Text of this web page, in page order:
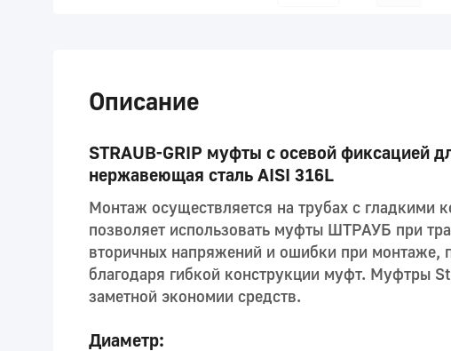
Описание
STRAUB-GRIP муфты с осевой фиксацией
нержавеющая сталь AISI 316L
Монтаж осуществляется на трубах с гладкими
позволяет использовать муфты ШТРАУБ при
вторичных напряжений и ошибки при монтаже,
благодаря гибкой конструкции муфт. Муфтры
заметной экономии средств.
Диаметр: